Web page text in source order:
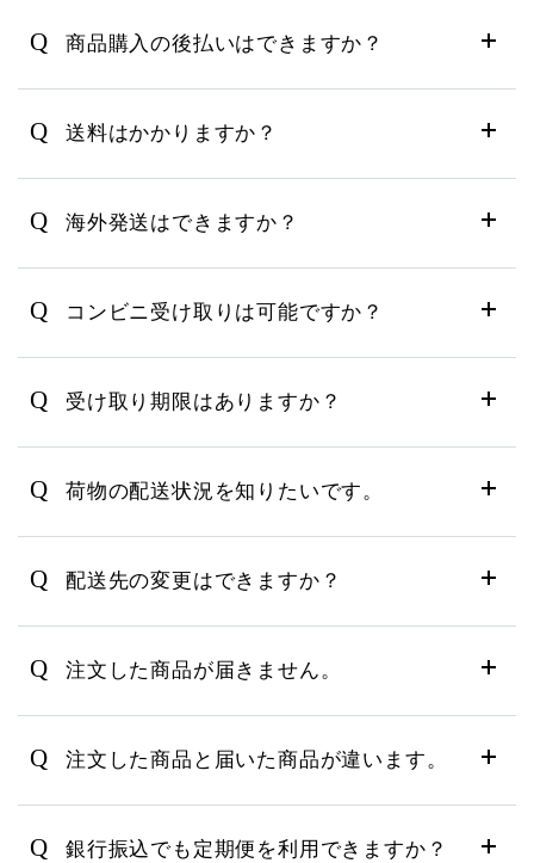
Q 商品購入の後払いはできますか？
Q 送料はかかりますか？
Q 海外発送はできますか？
Q コンビニ受け取りは可能ですか？
Q 受け取り期限はありますか？
Q 荷物の配送状況を知りたいです。
Q 配送先の変更はできますか？
Q 注文した商品が届きません。
Q 注文した商品と届いた商品が違います。
Q 銀行振込でも定期便を利用できますか？